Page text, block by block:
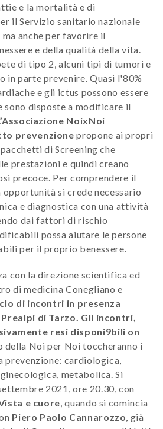
e la mortalità e di
il Servizio sanitario nazionale
anche per favorire il
e della qualità della vita.
di tipo 2, alcuni tipi di tumori e
in parte prevenire. Quasi l'80%
e gli ictus possono essere
sono disposte a modificare il
NoixNoi
prevenzione propone ai propri
di Screening che
prestazioni e quindi creano
precoce. Per comprendere il
si crede necessario
e diagnostica con una attività
dai fattori di rischio
possa aiutare le persone
per il proprio benessere.
con la direzione scientifica ed
di medicina Conegliano e
di incontri in presenza
di Tarzo. Gli incontri,
resi disponi9bili on
della Noi per Noi toccheranno i
cardiologica,
metabolica. Si
2021, ore 20.30, con
e cuore, quando si comincia
Piero Paolo Cannarozzo, già